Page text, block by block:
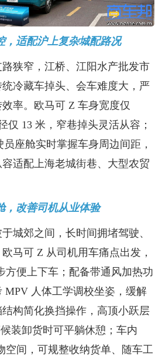
，适配沪上复杂城配路况
狭窄，江桥、江阳水产批发市
冷藏车掉头、会车难度大，严
率。欧马可 Z 车身宽度仅
仅 13 米，窄巷掉头灵活从容；
员座舱实时掌握车身周边间距，
适配上海老城街巷、大型农贸
，改善司机从业体验
城郊之间，长时间拥堵驾驶、
马可 Z 从司机用车痛点出发，
方便上下车；配备带通风加热功
MPV 人体工学调校坐姿，缓解
构简化换挡操作，高顶小跃层
装卸货时可平躺休憩；车内
空间，可规整收纳货单、随车工